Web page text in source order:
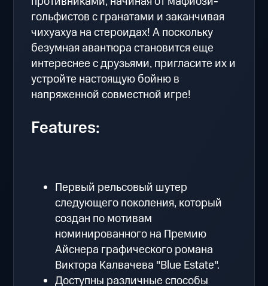
гольфистов с гранатами и заканчивая
чихуахуа на стероидах! А поскольку
безумная авантюра становится еще
интереснее с друзьями, пригласите их и
устройте настоящую бойню в
напряженной совместной игре!
Features:
Первый рельсовый шутер
следующего поколения, который
создан по мотивам
номинированного на Премию
Айснера графического романа
Виктора Калвачева "Blue Estate".
Доступны различные способы